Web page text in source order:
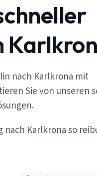
nach Karlkrona mit
Sie von unseren
nach Karlkrona so